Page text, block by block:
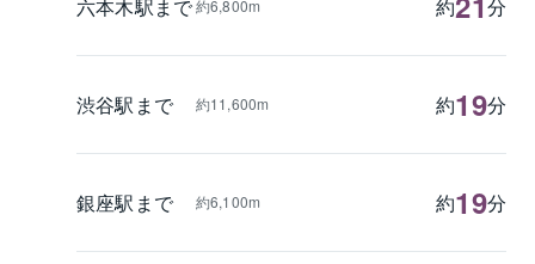
六本木駅まで約6,800m 約 分
渋谷駅まで 約11,600m 約19分
銀座駅まで 約6,100m 約19分